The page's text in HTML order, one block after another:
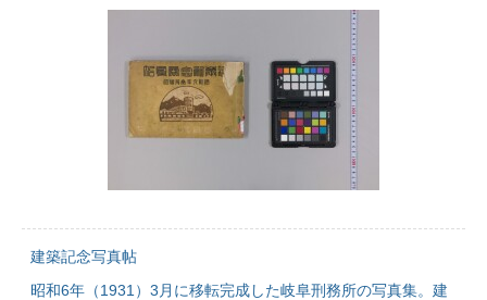
建築記念写真帖
昭和6年（1931）3月に移転完成した岐阜刑務所の写真集。建